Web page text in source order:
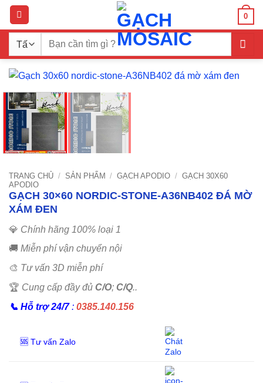
Bỏ
qua
nội
dung
0
Tìm
TRANG CHỦ / SẢN PHẨM / GẠCH APODIO / GẠCH 30X60
APODIO
GẠCH 30×60 NORDIC-STONE-A36NB402 ĐÁ MỜ
XÁM ĐEN
💎 Chính hãng 100% loại 1
🚚 Miễn phí vận chuyển nội
🎨 Tư vấn 3D miễn phí
🏆 Cung cấp đầy đủ C/O; C/Q..
📞 Hỗ trợ 24/7: 0385.140.156
🆘 Tư vấn Zalo